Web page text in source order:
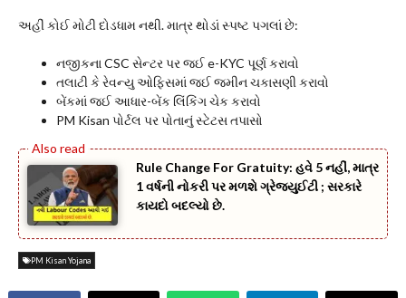
અહીં કોઈ મોટી દોડધામ નથી. માત્ર થોડાં સ્પષ્ટ પગલાં છે:
નજીકના CSC સેન્ટર પર જઈ e-KYC પૂર્ણ કરાવો
તલાટી કે રેવન્યુ ઓફિસમાં જઈ જમીન ચકાસણી કરાવો
બેંકમાં જઈ આધાર-બેંક લિંકિંગ ચેક કરાવો
PM Kisan પોર્ટલ પર પોતાનું સ્ટેટસ તપાસો
Rule Change For Gratuity: હવે 5 નહીં, માત્ર
1 વર્ષની નોકરી પર મળશે ગ્રેજ્યુઈટી ; સરકારે
કાયદો બદલ્યો છે.
PM Kisan Yojana